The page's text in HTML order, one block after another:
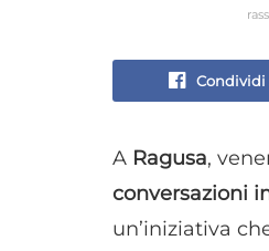
Condividi
A Ragusa,
conversazioni
un’iniziativa